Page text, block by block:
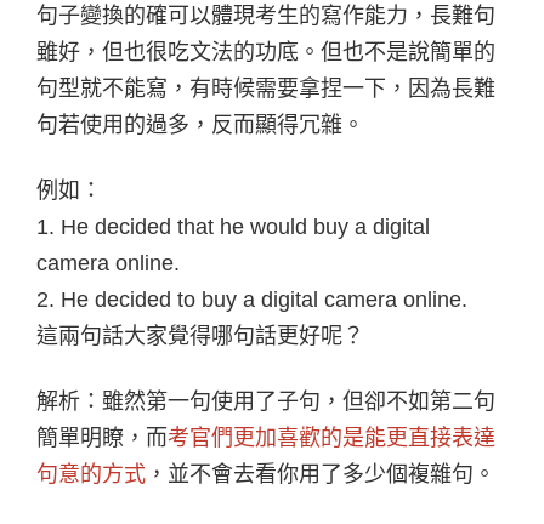
句子變換的確可以體現考生的寫作能力，長難句
雖好，但也很吃文法的功底。但也不是說簡單的
句型就不能寫，有時候需要拿捏一下，因為長難
句若使用的過多，反而顯得冗雜。
例如：
1. He decided that he would buy a digital
camera online.
2. He decided to buy a digital camera online.
這兩句話大家覺得哪句話更好呢？
解析：雖然第一句使用了子句，但卻不如第二句
簡單明瞭，而考官們更加喜歡的是能更直接表達
句意的方式 ，並不會去看你用了多少個複雜句。